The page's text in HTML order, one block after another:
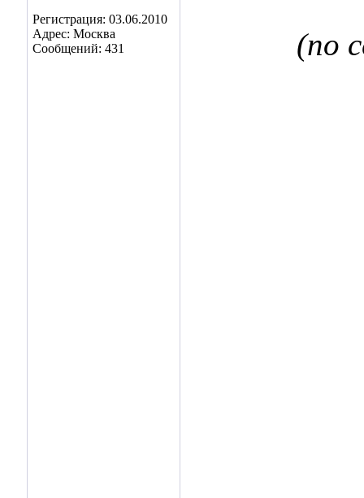
Регистрация: 03.06.2010
Адрес: Москва
Сообщений: 431
(по